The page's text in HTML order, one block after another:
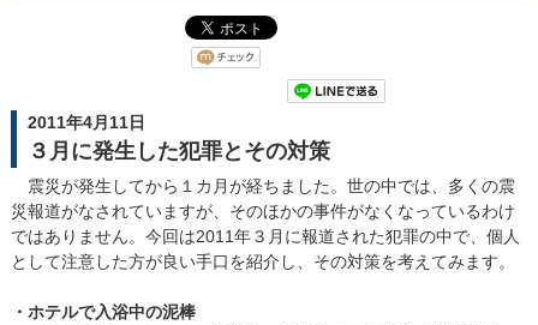
2011年4月11日
３月に発生した犯罪とその対策
震災が発生してから１カ月が経ちました。世の中では、多くの震
災報道がなされていますが、そのほかの事件がなくなっているわけ
ではありません。今回は2011年３月に報道された犯罪の中で、個人
として注意した方が良い手口を紹介し、その対策を考えてみます。
・ホテルで入浴中の泥棒